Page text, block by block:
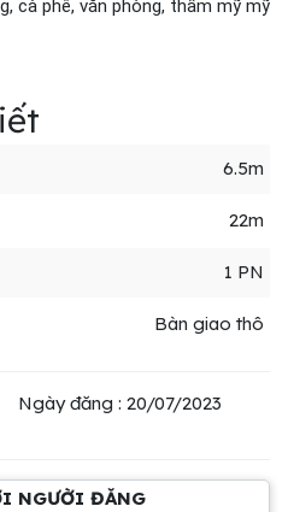
cà phê, văn phòng, thẫm mỹ mỹ
6.5m
22m
1 PN
Bàn giao thô
Ngày đăng : 20/07/2023
NGƯỜI ĐĂNG